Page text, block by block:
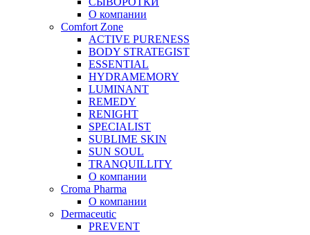
О компании
Comfort Zone
ACTIVE PURENESS
BODY STRATEGIST
ESSENTIAL
HYDRAMEMORY
LUMINANT
REMEDY
RENIGHT
SPECIALIST
SUBLIME SKIN
SUN SOUL
TRANQUILLITY
О компании
Croma Pharma
О компании
Dermaceutic
PREVENT